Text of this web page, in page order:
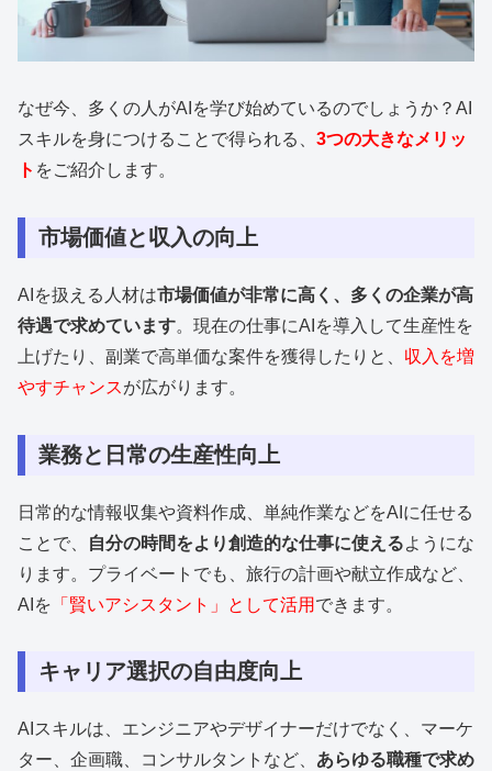
なぜ今、多くの人がAIを学び始めているのでしょうか？AI
スキルを身につけることで得られる、 3つの大きなメリッ
ト をご紹介します。
市場価値と収入の向上
AIを扱える人材は市場価値が非常に高く、多くの企業が高
待遇で求めています。現在の仕事にAIを導入して生産性を
上げたり、副業で高単価な案件を獲得したりと、 収入を増
やすチャンスが広がります。
業務と日常の生産性向上
日常的な情報収集や資料作成、単純作業などをAIに任せる
ことで、
自分の時間をより創造的な仕事に使えるようにな
ります。プライベートでも、旅行の計画や献立作成など、
AIを 「賢いアシスタント」として活用 できます。
キャリア選択の自由度向上
AIスキルは、エンジニアやデザイナーだけでなく、マーケ
ター、企画職、コンサルタントなど、 あらゆる職種で求め